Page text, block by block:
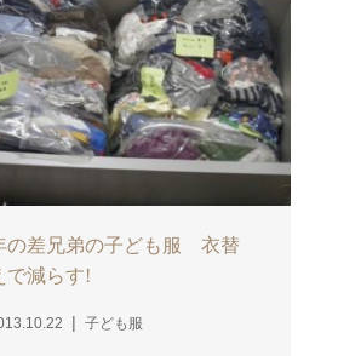
の差兄弟の子ども服 衣替
で減らす!
子ども服